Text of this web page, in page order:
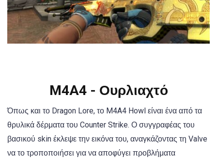
M4A4 - Ουρλιαχτό
Όπως και το Dragon Lore, το M4A4 Howl είναι ένα από τα
θρυλικά δέρματα του Counter Strike. Ο συγγραφέας του
βασικού skin έκλεψε την εικόνα του, αναγκάζοντας τη Valve
να το τροποποιήσει για να αποφύγει προβλήματα